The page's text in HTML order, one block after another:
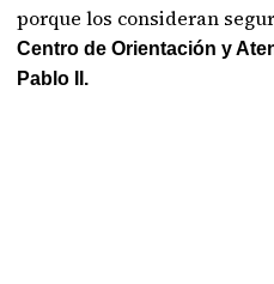
porque los consideran
Centro de Orientación y
Pablo II.